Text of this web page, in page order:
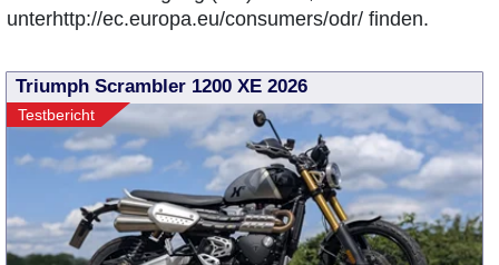
unterhttp://ec.europa.eu/consumers/odr/ finden.
Triumph Scrambler 1200 XE 2026
Testbericht